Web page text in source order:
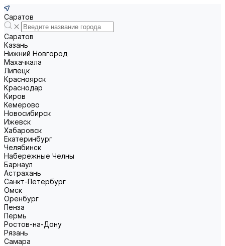
Саратов
Саратов
Казань
Нижний Новгород
Махачкала
Липецк
Красноярск
Краснодар
Киров
Кемерово
Новосибирск
Ижевск
Хабаровск
Екатеринбург
Челябинск
Набережные Челны
Барнаул
Астрахань
Санкт-Петербург
Омск
Оренбург
Пенза
Пермь
Ростов-на-Дону
Рязань
Самара